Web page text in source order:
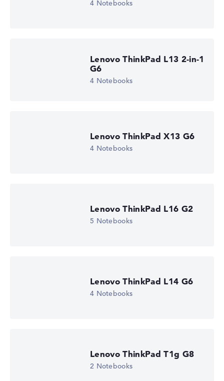
4 Notebooks
Lenovo ThinkPad L13 2-in-1
G6
4 Notebooks
Lenovo ThinkPad X13 G6
4 Notebooks
Lenovo ThinkPad L16 G2
5 Notebooks
Lenovo ThinkPad L14 G6
4 Notebooks
Lenovo ThinkPad T1g G8
2 Notebooks